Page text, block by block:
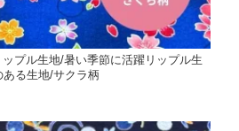
プル生地/暑い季節に活躍リップル生
る生地/サクラ柄